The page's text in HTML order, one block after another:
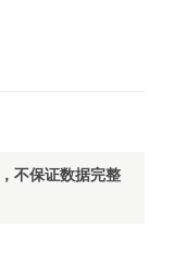
不保证数据完整